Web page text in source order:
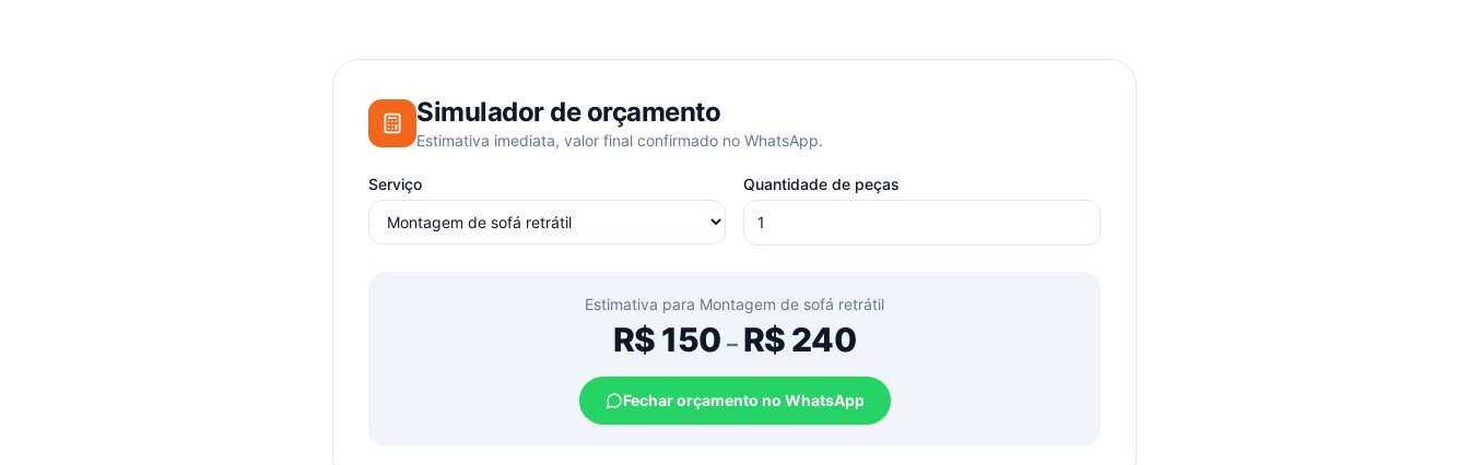
Simulador de orçamento
Estimativa imediata, valor final confirmado no WhatsApp.
Serviço Quantidade de peças
Estimativa para Montagem de sofá retrátil
R$150 –R$240
Fechar orçamento no WhatsApp